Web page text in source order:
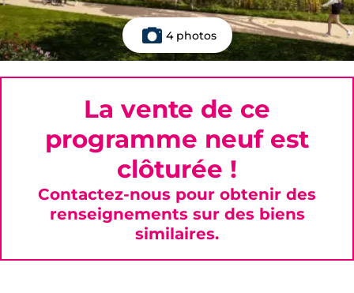
4 photos
La vente de ce
programme neuf est
clôturée !
Contactez-nous pour obtenir des
renseignements sur des biens
similaires.